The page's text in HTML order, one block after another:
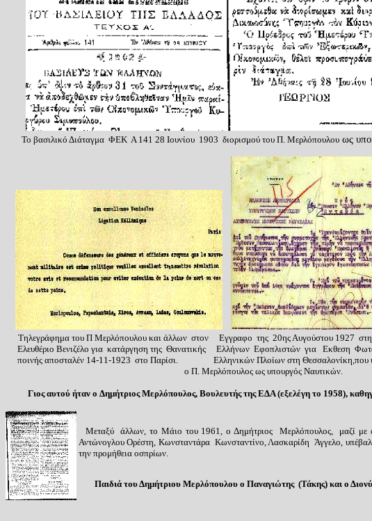
Το βασιλικό Διάταγμα ΦΕΚ Α 141 28 Ιουνίου 1903 διορισμού του Π. Μερλόπουλου ως
Τηλεγράφημα του Π Μερλόπουλου και άλλων στον Εγγραφο της 20ης Αυγούστου 1927
Ελευθέριο Βενιζέλο για κατάργηση της Θανατικής Ελλήνων Εφοπλιστών για Εκθεση
ποινής αποσταλέν 14-11-1923 στο Παρίσι.
Ελληνικών Πλοίων στη Θεσσαλονίκη,που
ο Π. Μερλόπουλος ως υπουργός Ναυτικών.
Γιος αυτού ήταν ο Δημήτριος Μερλόπουλος, Βουλευτήςτης ΕΔΑ (εξελέγη το 1958), καθ
Μεταξύ άλλων, το Μάιο του 1961, ο Δημήτριος Μερλόπουλος, μαζί με
Αντώνογλου Ορέστη, Κωνσταντάρα Κωνσταντίνο, Λασκαρίδη Άγγελο,
την προμήθεια οσπρίων.
Παιδιά του Δημήτριου Μερλόπουλου ο Παναγιώτης (Τάκης) και ο